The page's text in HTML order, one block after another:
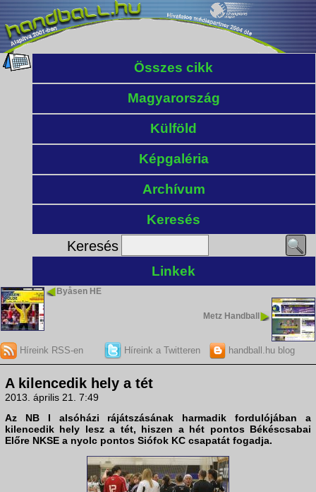
Összes cikk
Magyarország
Külföld
Képgaléria
Archívum
Keresés
Keresés
Linkek
Byåsen HE
Metz Handball
Híreink RSS-en Híreink a Twitteren handball.hu blog
A kilencedik hely a tét
2013. április 21. 7:49
Az NB I alsóházi rájátszásának harmadik fordulójában a
kilencedik hely lesz a tét, hiszen a hét pontos Békéscsabai
Előre NKSE a nyolc pontos Siófok KC csapatát fogadja.